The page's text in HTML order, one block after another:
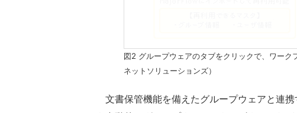
図2 グループウェアのタブをクリックで、ワー
ネットソリューションズ）
文書保管機能を備えたグループウェアと連